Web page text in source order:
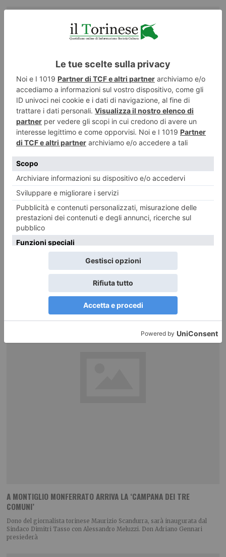
Festa in piazza Vittorio: per San Giovanni tornano i droni
Sarà il ” superamento dei limiti” il filo conduttore della San Giovanni Night
Experience, la tradizionale
A MONTIGLIO MONFERRATO ARRIVA LA ‘CAMPANA DEI TRE
COMUNI’
Dono del giornalista torinese Maurizio Scandurra, sarà inaugurata dal
Sindaco Dimitri Tasso con Alessandro Meluzzi. Don Adriano Gennari
presiederà